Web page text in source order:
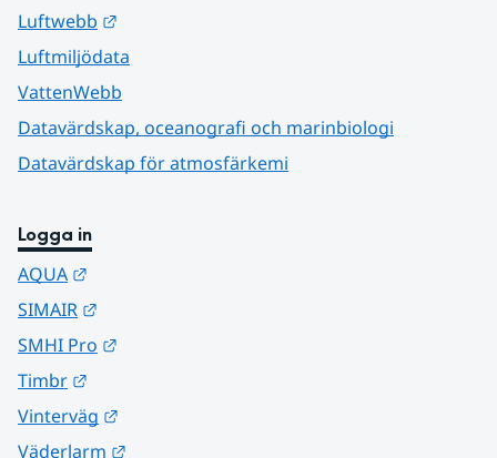
Luftwebb
Luftmiljödata
VattenWebb
Datavärdskap, oceanografi och marinbiologi
Datavärdskap för atmosfärkemi
Logga in
AQUA
SIMAIR
SMHI Pro
Timbr
Vinterväg
Väderlarm